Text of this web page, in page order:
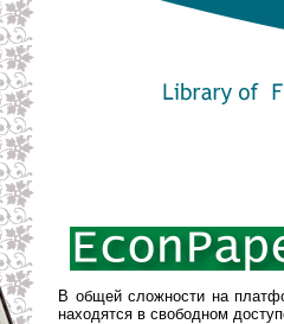
В общей сложности на
находятся в свободном